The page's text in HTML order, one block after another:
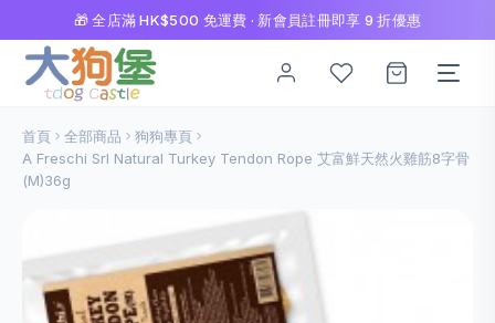
🎁 全店滿 HK$500 免運費 · 新會員註冊即享 9 折優惠
首頁 全部商品
狗狗專頁
A Freschi Srl Natural Turkey Tendon Rope 艾富鮮天然火雞筋8字骨
(M)36g